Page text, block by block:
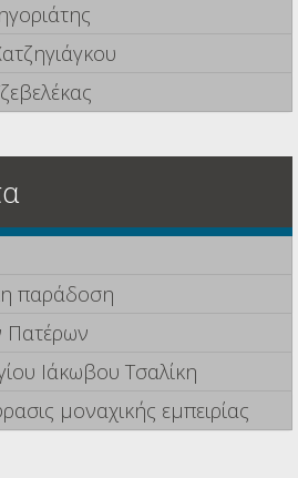
παράδοση
Ιάκωβου Τσαλίκη
μοναχικής εμπειρίας